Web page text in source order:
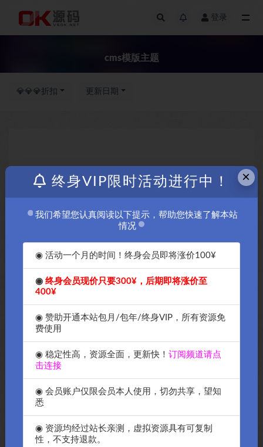
登录
cms模版主题
💎💎💎折扣 更新日期
×
终身VIP限时活动进行中！
我们希望您认真阅读以下提示，帮助您快速了解本站
情况
◉ 活动一个月的时间！终身会员即将涨价100¥
◉终身会员现价只要300¥，后期即将涨价至
400¥
◉ 赞助开通本站包月/包年/终身VIP，所有资源免
费使用
◉ 稳定性高，资源全面，更新快！订阅频道请点
击连接
◉ 会员账户仅限会员本人使用，切勿共享，望知
悉
◉ 资源均经过站长亲测，虚拟资源具有可复制
性，不支持退款。